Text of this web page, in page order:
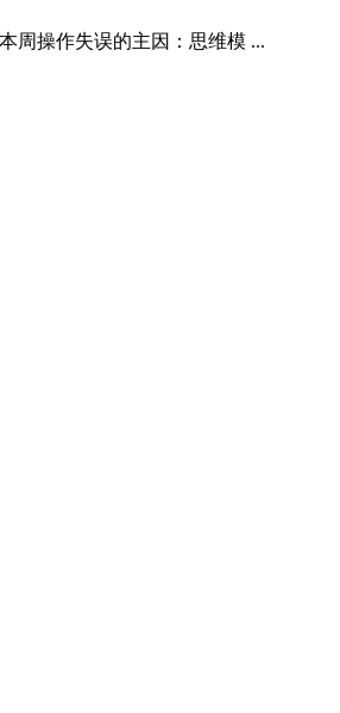
周操作失误的主因：思维模 ...